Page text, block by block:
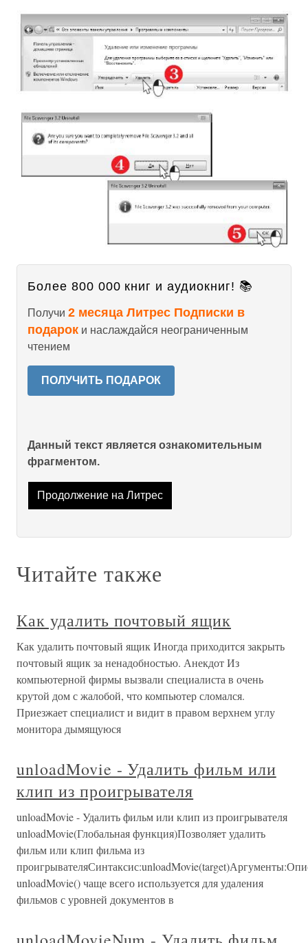
Более 800 000 книг и аудиокниг! 📚
Получи 2 месяца Литрес Подписки в
подарок и наслаждайся неограниченным
чтением
ПОЛУЧИТЬ ПОДАРОК
Данный текст является ознакомительным
фрагментом.
Продолжение на Литрес
Читайте также
Как удалить почтовый ящик
Как удалить почтовый ящик Иногда приходится закрыть
почтовый ящик за ненадобностью. Анекдот Из
компьютерной фирмы вызвали специалиста в очень
крутой дом с жалобой, что компьютер сломался.
Приезжает специалист и видит в правом верхнем углу
монитора дымящуюся
unloadMovie - Удалить фильм или
клип из проигрывателя
unloadMovie - Удалить фильм или клип из проигрывателя
unloadMovie(Глобальная функция)Позволяет удалить
фильм или клип фильма из
unloadMovie() чаще всего используется для удаления
фильмов с уровней документов в